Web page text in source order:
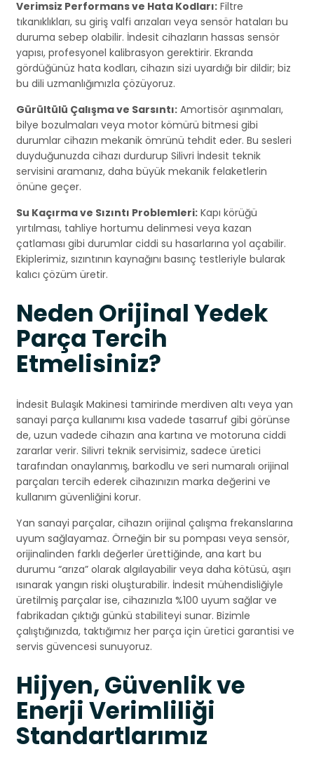
Verimsiz Performans ve Hata Kodları: Filtre
tıkanıklıkları, su giriş valfi arızaları veya sensör hataları bu
duruma sebep olabilir. İndesit cihazların hassas sensör
yapısı, profesyonel kalibrasyon gerektirir. Ekranda
gördüğünüz hata kodları, cihazın sizi uyardığı bir dildir; biz
bu dili uzmanlığımızla çözüyoruz.
Gürültülü Çalışma ve Sarsıntı: Amortisör aşınmaları,
bilye bozulmaları veya motor kömürü bitmesi gibi
durumlar cihazın mekanik ömrünü tehdit eder. Bu sesleri
duyduğunuzda cihazı durdurup Silivri İndesit teknik
servisini aramanız, daha büyük mekanik felaketlerin
önüne geçer.
Su Kaçırma ve Sızıntı Problemleri: Kapı körüğü
yırtılması, tahliye hortumu delinmesi veya kazan
çatlaması gibi durumlar ciddi su hasarlarına yol açabilir.
Ekiplerimiz, sızıntının kaynağını basınç testleriyle bularak
kalıcı çözüm üretir.
Neden Orijinal Yedek
Parça Tercih
Etmelisiniz?
İndesit Bulaşık Makinesi tamirinde merdiven altı veya yan
sanayi parça kullanımı kısa vadede tasarruf gibi görünse
de, uzun vadede cihazın ana kartına ve motoruna ciddi
zararlar verir. Silivri teknik servisimiz, sadece üretici
tarafından onaylanmış, barkodlu ve seri numaralı orijinal
parçaları tercih ederek cihazınızın marka değerini ve
kullanım güvenliğini korur.
Yan sanayi parçalar, cihazın orijinal çalışma frekanslarına
uyum sağlayamaz. Örneğin bir su pompası veya sensör,
orijinalinden farklı değerler ürettiğinde, ana kart bu
durumu “arıza” olarak algılayabilir veya daha kötüsü, aşırı
ısınarak yangın riski oluşturabilir. İndesit mühendisliğiyle
üretilmiş parçalar ise, cihazınızla %100 uyum sağlar ve
fabrikadan çıktığı günkü stabiliteyi sunar. Bizimle
çalıştığınızda, taktığımız her parça için üretici garantisi ve
servis güvencesi sunuyoruz.
Hijyen, Güvenlik ve
Enerji Verimliliği
Standartlarımız